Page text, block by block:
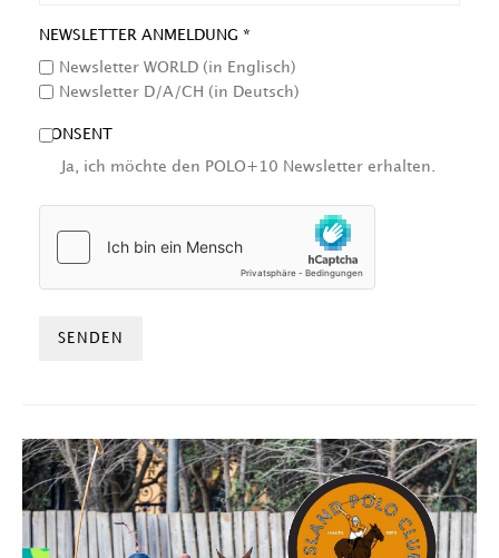
NEWSLETTER ANMELDUNG *
Newsletter WORLD (in Englisch)
Newsletter D/A/CH (in Deutsch)
CONSENT
Ja, ich möchte den POLO+10 Newsletter erhalten.